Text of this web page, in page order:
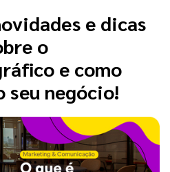
e dicas
o
e como
seu negócio!